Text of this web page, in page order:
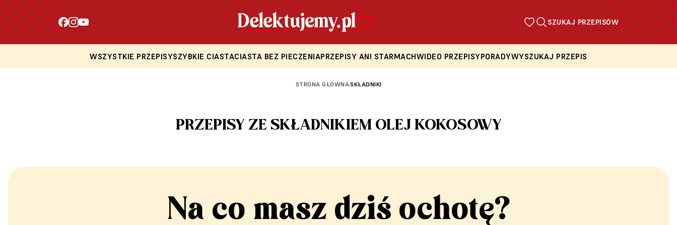
SZUKAJ PRZEPISÓW
WSZYSTKIE PRZEPISYSZYBKIE CIASTACIASTA BEZ PIECZENIAPRZEPISY ANI STARMACHWIDEO PRZEPISYPORADYWYSZUKAJ PRZEPIS
STRONA GŁOWNA|SKŁADNIKI
PRZEPISY ZE SKŁADNIKIEM OLEJ KOKOSOWY
Na co masz dziś ochotę?